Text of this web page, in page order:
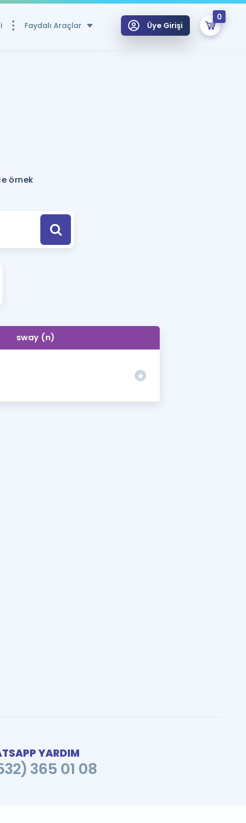
Faydalı Araçlar
Puan Hesaplama Aracı
Hazırlananlar için Öneriler
Tek Takvimde
Tüm Sınavlarla İlgili Haberler
Üye Girişi
0
örnek
sway (n)
YARDIM
365 01 08